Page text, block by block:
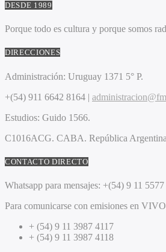
DESDE 1989
Porque todo es cultura y porque somos
DIRECCIONES
Administración: Uruguay 1371 5° P.
+(54) 911 6642 8164 |
Estudios: Guido 1566.
C1016ACG. CABA. República
CONTACTO DIRECTO
Whatsapp para mensajes: +(54) 9 11 5577
Para comunicarse con emisiones en
+ (54) 9 11 3987 4117
+ (54) 9 11 3987 4118